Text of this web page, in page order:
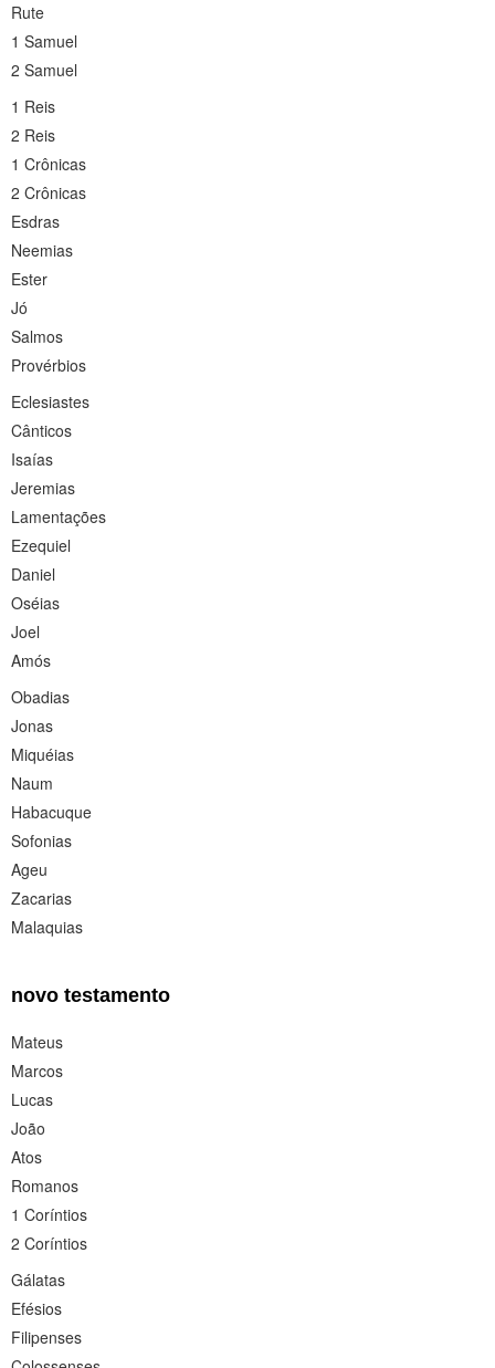
Rute
1 Samuel
2 Samuel
1 Reis
2 Reis
1 Crônicas
2 Crônicas
Esdras
Neemias
Ester
Jó
Salmos
Provérbios
Eclesiastes
Cânticos
Isaías
Jeremias
Lamentações
Ezequiel
Daniel
Oséias
Joel
Amós
Obadias
Jonas
Miquéias
Naum
Habacuque
Sofonias
Ageu
Zacarias
Malaquias
novo testamento
Mateus
Marcos
Lucas
João
Atos
Romanos
1 Coríntios
2 Coríntios
Gálatas
Efésios
Filipenses